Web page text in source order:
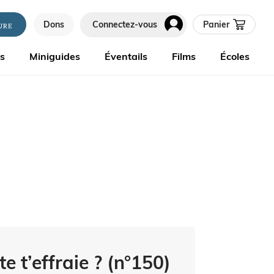
Dons Connectez-vous Panier
Miniguides Éventails Films Écoles
t’effraie ? (n°150)